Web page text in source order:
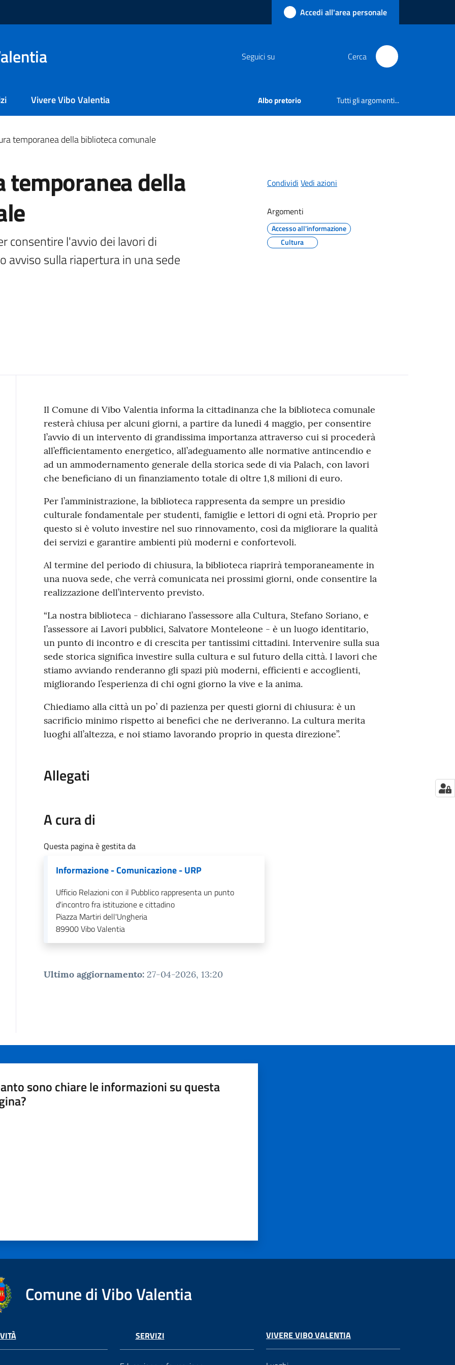
Accedi all'area personale
Seguici su Cerca
Vivere Vibo Valentia Albo pretorio Tutti gli argomenti...
temporanea della biblioteca comunale
temporanea della
consentire l'avvio dei lavori di
avviso sulla riapertura in una sede
Condividi Vedi azioni
Argomenti
Accesso all'informazione
Cultura
Contenuto
Il Comune di Vibo Valentia informa la cittadinanza che la biblioteca comunale
resterà chiusa per alcuni giorni, a partire da lunedì 4 maggio, per consentire
l’avvio di un intervento di grandissima importanza attraverso cui si procederà
all’efficientamento energetico, all’adeguamento alle normative antincendio e
ad un ammodernamento generale della storica sede di via Palach, con lavori
che beneficiano di un finanziamento totale di oltre 1,8 milioni di euro.
Per l’amministrazione, la biblioteca rappresenta da sempre un presidio
culturale fondamentale per studenti, famiglie e lettori di ogni età. Proprio per
questo si è voluto investire nel suo rinnovamento, così da migliorare la qualità
dei servizi e garantire ambienti più moderni e confortevoli.
Al termine del periodo di chiusura, la biblioteca riaprirà temporaneamente in
una nuova sede, che verrà comunicata nei prossimi giorni, onde consentire la
realizzazione dell’intervento previsto.
“La nostra biblioteca - dichiarano l’assessore alla Cultura, Stefano Soriano, e
l’assessore ai Lavori pubblici, Salvatore Monteleone - è un luogo identitario,
un punto di incontro e di crescita per tantissimi cittadini. Intervenire sulla sua
sede storica significa investire sulla cultura e sul futuro della città. I lavori che
stiamo avviando renderanno gli spazi più moderni, efficienti e accoglienti,
migliorando l’esperienza di chi ogni giorno la vive e la anima.
Chiediamo alla città un po’ di pazienza per questi giorni di chiusura: è un
sacrificio minimo rispetto ai benefici che ne deriveranno. La cultura merita
luoghi all’altezza, e noi stiamo lavorando proprio in questa direzione”.
Allegati
A cura di
Questa pagina è gestita da
Informazione - Comunicazione - URP
Ufficio Relazioni con il Pubblico rappresenta un punto
d'incontro fra istituzione e cittadino
Piazza Martiri dell'Ungheria
89900Vibo Valentia
Ultimo aggiornamento: 27-04-2026, 13:20
sono chiare le informazioni su questa
Comune di Vibo Valentia
SERVIZI VIVERE VIBO VALENTIA